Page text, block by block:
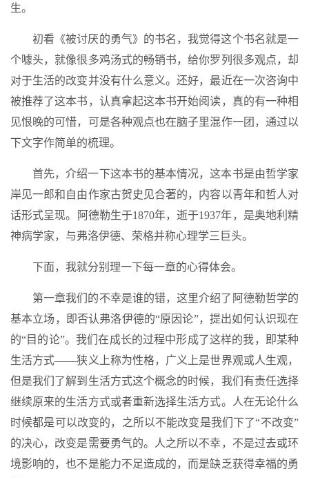
生。
初看《被讨厌的勇气》的书名，我觉得这个书名就是一
个噱头，就像很多鸡汤式的畅销书，给你罗列很多观点，却
对于生活的改变并没有什么意义。还好，最近在一次咨询中
被推荐了这本书，认真拿起这本书开始阅读，真的有一种相
见恨晚的可惜，可是各种观点也在脑子里混作一团，通过以
下文字作简单的梳理。
首先，介绍一下这本书的基本情况，这本书是由哲学家
岸见一郎和自由作家古贺史见合著的，内容以青年和哲人对
话形式呈现。阿德勒生于1870年，逝于1937年，是奥地利精
神病学家，与弗洛伊德、荣格并称心理学三巨头。
下面，我就分别理一下每一章的心得体会。
第一章我们的不幸是谁的错，这里介绍了阿德勒哲学的
基本立场，即否认弗洛伊德的“原因论”，提出如何认识现在
的“目的论”。我们在成长的过程中形成了这样的我，即某种
生活方式——狭义上称为性格，广义上是世界观或人生观，
但是我们了解到生活方式这个概念的时候，我们有责任选择
继续原来的生活方式或者重新选择生活方式。人在无论什么
时候都是可以改变的，之所以不能改变是我们下了“不改变”
的决心，改变是需要勇气的。人之所以不幸，不是过去或环
境影响的，也不是能力不足造成的，而是缺乏获得幸福的勇